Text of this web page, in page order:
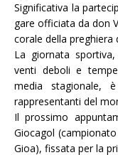
Significativa la
gare officiata da don
corale della
La giornata
venti deboli e
media stagionale,
rappresentanti del
Il prossimo
Giocagol
Gioa), fissata per la